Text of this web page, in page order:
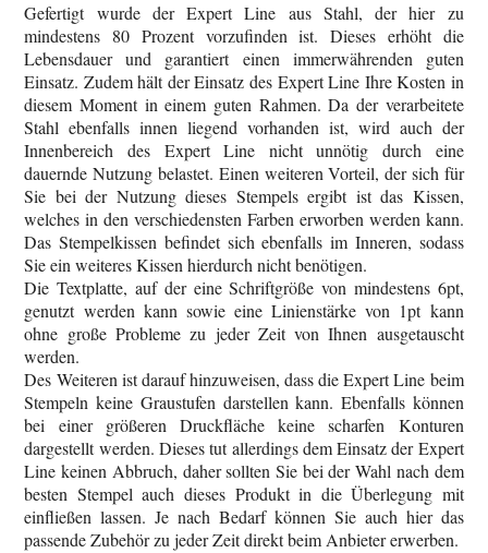
Gefertigt wurde der Expert Line aus Stahl, der hier zu
mindestens 80 Prozent vorzufinden ist. Dieses erhöht die
Lebensdauer und garantiert einen immerwährenden guten
Einsatz. Zudem hält der Einsatz des Expert Line Ihre Kosten in
diesem Moment in einem guten Rahmen. Da der verarbeitete
Stahl ebenfalls innen liegend vorhanden ist, wird auch der
Innenbereich des Expert Line nicht unnötig durch eine
dauernde Nutzung belastet. Einen weiteren Vorteil, der sich für
Sie bei der Nutzung dieses Stempels ergibt ist das Kissen,
welches in den verschiedensten Farben erworben werden kann.
Das Stempelkissen befindet sich ebenfalls im Inneren, sodass
Sie ein weiteres Kissen hierdurch nicht benötigen.
Die Textplatte, auf der eine Schriftgröße von mindestens 6pt,
genutzt werden kann sowie eine Linienstärke von 1pt kann
ohne große Probleme zu jeder Zeit von Ihnen ausgetauscht
werden.
Des Weiteren ist darauf hinzuweisen, dass die Expert Line beim
Stempeln keine Graustufen darstellen kann. Ebenfalls können
bei einer größeren Druckfläche keine scharfen Konturen
dargestellt werden. Dieses tut allerdings dem Einsatz der Expert
Line keinen Abbruch, daher sollten Sie bei der Wahl nach dem
besten Stempel auch dieses Produkt in die Überlegung mit
einfließen lassen. Je nach Bedarf können Sie auch hier das
passende Zubehör zu jeder Zeit direkt beim Anbieter erwerben.